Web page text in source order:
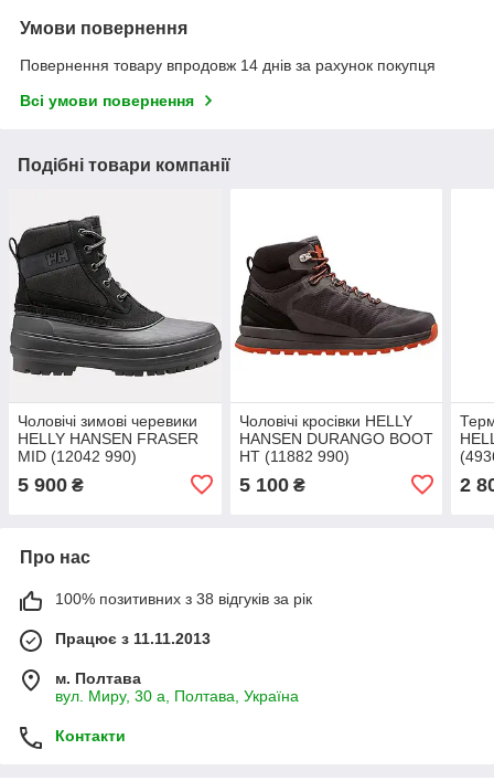
Умови повернення
Повернення товару впродовж 14 днів за рахунок покупця
Всі умови повернення
Подібні товари компанії
Чоловічі зимові черевики
HELLY HANSEN FRASER
MID (12042 990)
5 900 ₴
Чоловічі кросівки HELLY
HANSEN DURANGO BOOT
HT (11882 990)
5 100₴ 2
Про нас
100% позитивних з 38 відгуків за рік
Працює з 11.11.2013
м. Полтава
вул. Миру, 30 а, Полтава, Україна
Контакти